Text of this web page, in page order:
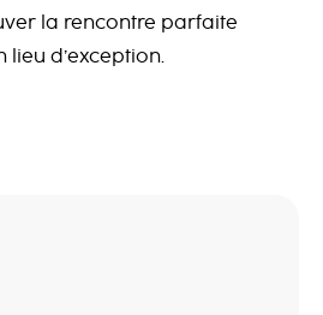
la rencontre parfaite
lieu d’exception.